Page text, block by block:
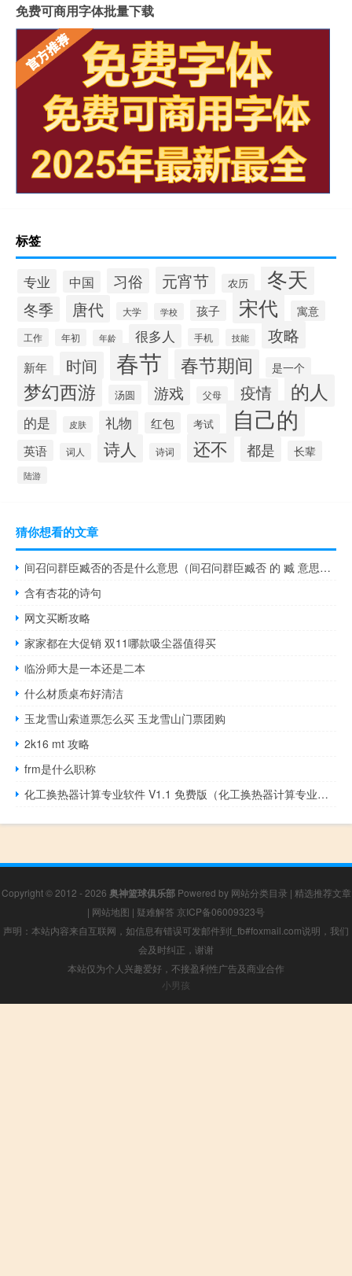
免费可商用字体批量下载
标签
专业 中国 习俗 元宵节 农历 冬天
冬季 唐代 大学 学校 孩子 宋代 寓意
工作 年初 年龄 很多人 手机 技能 攻略
新年 时间 春节 春节期间 是一个
梦幻西游 汤圆 游戏 父母 疫情 的人
的是 皮肤 礼物 红包 考试 自己的
英语 词人 诗人 诗词 还不 都是 长辈
陆游
猜你想看的文章
间召问群臣臧否的否是什么意思（间召问群臣臧否 的 臧 意思是什么）
含有杏花的诗句
网文买断攻略
家家都在大促销 双11哪款吸尘器值得买
临汾师大是一本还是二本
什么材质桌布好清洁
玉龙雪山索道票怎么买 玉龙雪山门票团购
2k16 mt 攻略
frm是什么职称
化工换热器计算专业软件 V1.1 免费版（化工换热器计算专业软件 V1.1 免费版功能简介）
Copyright © 2012 - 2026 奥神篮球俱乐部Powered by 网站分类目录 | 精选推荐文章
| 网站地图 | 疑难解答 京ICP备06009323号
声明：本站内容来自互联网，如信息有错误可发邮件到f_fb#foxmail.com说明，我们
会及时纠正，谢谢
本站仅为个人兴趣爱好，不接盈利性广告及商业合作
小男孩